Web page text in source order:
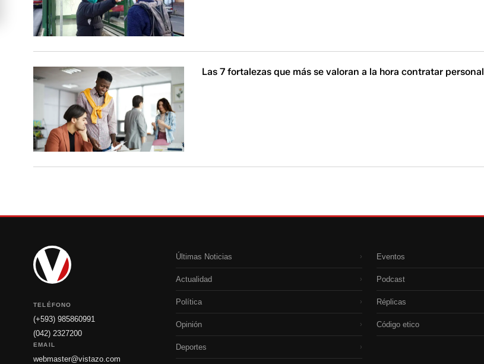
Las 7 fortalezas que más se valoran a la hora contratar personal
TELÉFONO
(+593) 985860991
(042) 2327200
EMAIL
webmaster@vistazo.com
Últimas Noticias ›
Actualidad ›
Política ›
Opinión ›
Deportes ›
Eventos
Podcast
Réplicas
Código etico